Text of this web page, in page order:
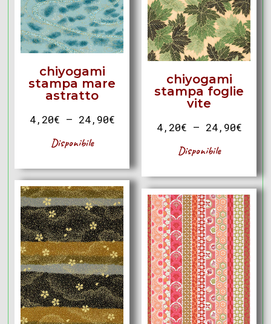
chiyogami
stampa mare
astratto
4,20€ – 24,90€
Disponibile
chiyogami
stampa foglie
vite
4,20€ – 24,90€
Disponibile